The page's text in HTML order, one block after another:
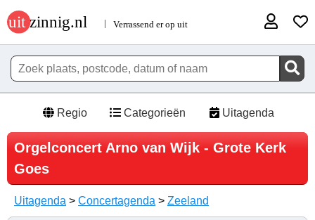
Regio Categorieën Uitagenda
Orgelconcert Arno van Wijk - Grote Kerk
Goes
Uitagenda > Concertagenda > Zeeland